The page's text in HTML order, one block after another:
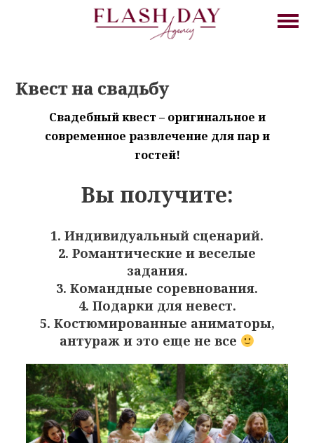
Квест на свадьбу
Свадебный квест – оригинальное и
современное развлечение для пар и
гостей!
Вы получите:
1. Индивидуальный сценарий.
2. Романтические и веселые
задания.
3. Командные соревнования.
4. Подарки для невест.
5. Костюмированные аниматоры,
антураж и это еще не все